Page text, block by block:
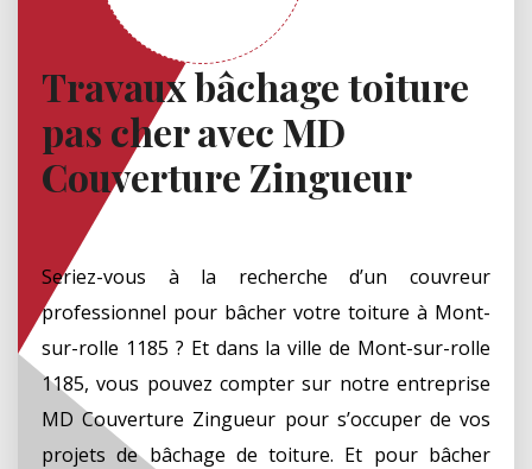
Travaux bâchage toiture
pas cher avec MD
Couverture Zingueur
Seriez-vous à la recherche d’un couvreur
professionnel pour bâcher votre toiture à Mont-
sur-rolle 1185 ? Et dans la ville de Mont-sur-rolle
1185, vous pouvez compter sur notre entreprise
MD Couverture Zingueur pour s’occuper de vos
projets de bâchage de toiture. Et pour bâcher